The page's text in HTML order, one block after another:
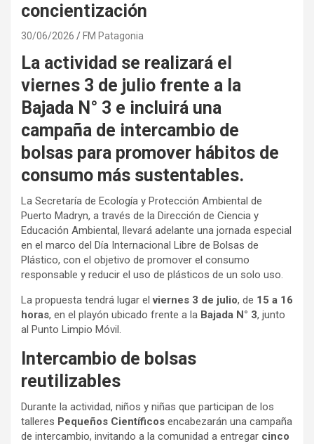
concientización
30/06/2026 FM Patagonia
La actividad se realizará el
viernes 3 de julio frente a la
Bajada N° 3 e incluirá una
campaña de intercambio de
bolsas para promover hábitos de
consumo más sustentables.
La Secretaría de Ecología y Protección Ambiental de
Puerto Madryn, a través de la Dirección de Ciencia y
Educación Ambiental, llevará adelante una jornada especial
en el marco del Día Internacional Libre de Bolsas de
Plástico, con el objetivo de promover el consumo
responsable y reducir el uso de plásticos de un solo uso.
La propuesta tendrá lugar elviernes 3 de julio, de 15 a 16
horas, en el playón ubicado frente a la Bajada N° 3, junto
al Punto Limpio Móvil.
Intercambio de bolsas
reutilizables
Durante la actividad, niños y niñas que participan de los
talleres Pequeños Científicos encabezarán una campaña
de intercambio, invitando a la comunidad a entregar cinco